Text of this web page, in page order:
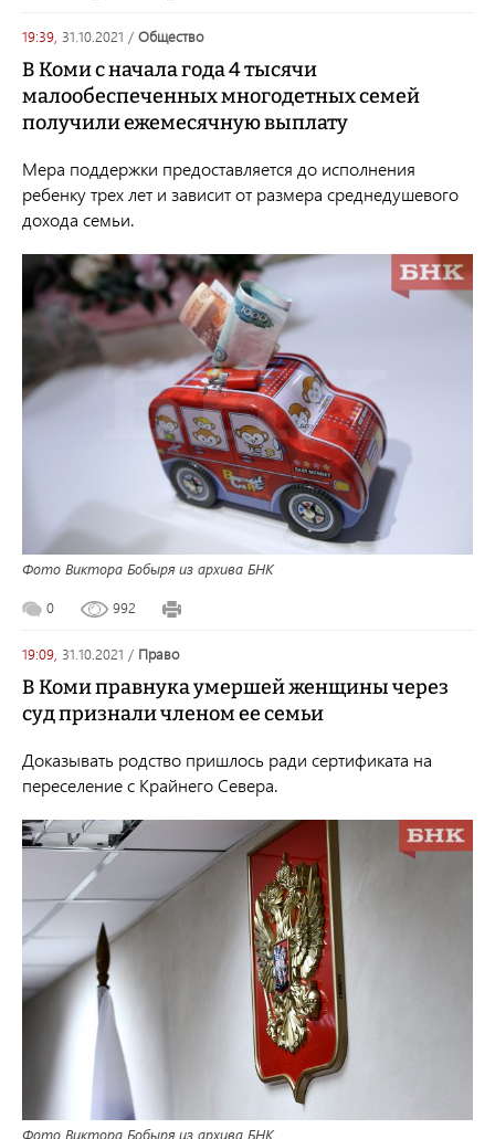
19:39, 31.10.2021 / общество
В Коми с начала года 4 тысячи
малообеспеченных многодетных семей
получили ежемесячную выплату
Мера поддержки предоставляется до исполнения
ребенку трех лет и зависит от размера среднедушевого
дохода семьи.
Фото Виктора Бобыря из архива БНК
0 992
19:09, 31.10.2021 / право
В Коми правнука умершей женщины через
суд признали членом ее семьи
Доказывать родство пришлось ради сертификата на
переселение с Крайнего Севера.
Фото Виктора Бобыря из архива БНК